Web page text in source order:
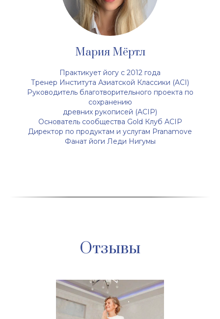
Мария Мёртл
Практикует йогу с 2012 года
Тренер Института Азиатской Классики (ACI)
Руководитель благотворительного проекта по
сохранению
древних рукописей (ACIP)
Основатель сообщества Gold Клуб ACIP
Директор по продуктам и услугам Pranamove
Фанат йоги Леди Нигумы
Отзывы